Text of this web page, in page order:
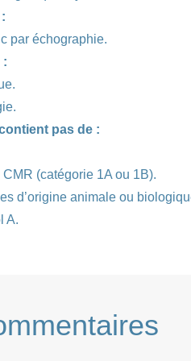
par échographie.
:
pas de :
CMR (catégorie 1A ou 1B).
d’origine animale ou
A.